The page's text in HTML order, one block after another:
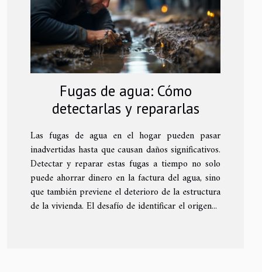
Fugas de agua: Cómo
detectarlas y repararlas
Las fugas de agua en el hogar pueden pasar
inadvertidas hasta que causan daños significativos.
Detectar y reparar estas fugas a tiempo no solo
puede ahorrar dinero en la factura del agua, sino
que también previene el deterioro de la estructura
de la vivienda. El desafío de identificar el origen...